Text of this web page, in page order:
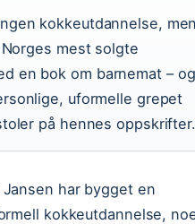
kokkeutdannelse,
mest solgte
en bok om barnemat – og
uformelle grepet
på hennes oppskrifter.
har bygget en
kokkeutdannelse,